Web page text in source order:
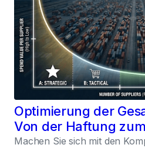
Optimierung der
Von der Haftung
Machen Sie sich mit den